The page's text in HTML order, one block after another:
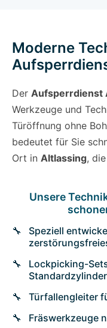
Moderne
Der Aufsperrdienst
Werkzeuge und
Türöffnung ohne
bedeutet für Sie
Ort in Altlassing,
Unsere
Speziell
Lockpicking-
Standardzylinder
Türfallengleiter
Fräswerkzeuge